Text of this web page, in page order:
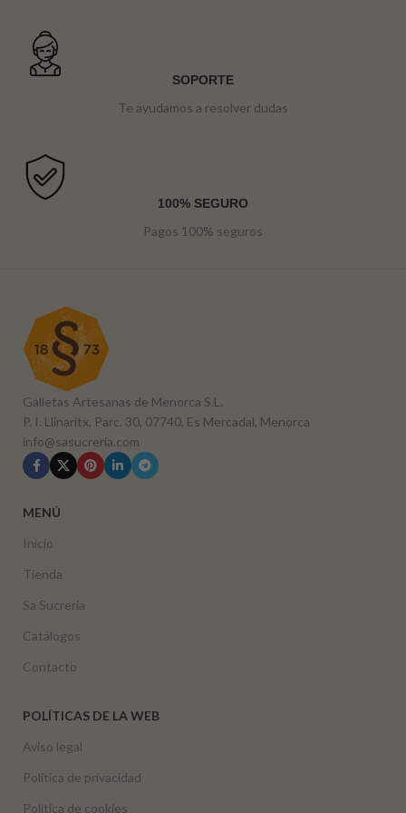
SOPORTE
Te ayudamos a resolver dudas
100% SEGURO
Pagos 100% seguros
Galletas Artesanas de Menorca S.L.
P. I. Llinaritx, Parc. 30, 07740, Es Mercadal, Menorca
info@sasucreria.com
MENÚ
Inicio
Tienda
Sa Sucreria
Catálogos
Contacto
POLÍTICAS DE LA WEB
Aviso legal
Política de privacidad
Política de cookies